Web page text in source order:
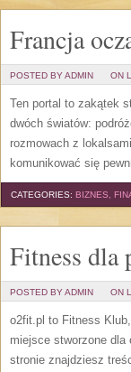
Francja
POSTED BY ADMIN ON
Ten portal to zakątek
dwóch światów:
rozmowach z
komunikować się
CATEGORIES: BIZNES,
Fitness dla
POSTED BY ADMIN ON
o2fit.pl to Fitness
miejsce stworzone
stronie znajdziesz